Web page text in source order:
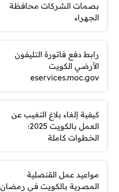
بصمات الشركات محافظة
الجهراء
رابط دفع فاتورة التليفون
الأرضي الكويت
eservices.moc.gov
كيفية إلغاء بلاغ التغيب عن
العمل بالكويت 2025؛
الخطوات كاملة
مواعيد عمل القنصلية
المصرية بالكويت في رمضان